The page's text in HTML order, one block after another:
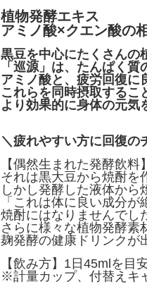
植物発酵エキス
アミノ酸×クエン酸の
黒豆を中心にたくさんの
「巡源」は、たんぱく質
アミノ酸と、疲労回復に
これらを同時摂取するこ
より効果的に身体の元気
＼疲れやすい方に回復の
【偶然生まれた発酵飲料】
それは黒大豆から焼酎を
しかし発酵した液体から
「これは体に良い成分
焼酎にはなりませんでし
さらに様々な植物発酵素
麹発酵の健康ドリンクが
【飲み方】1日45mlを目
※計量カップ、付替えキ